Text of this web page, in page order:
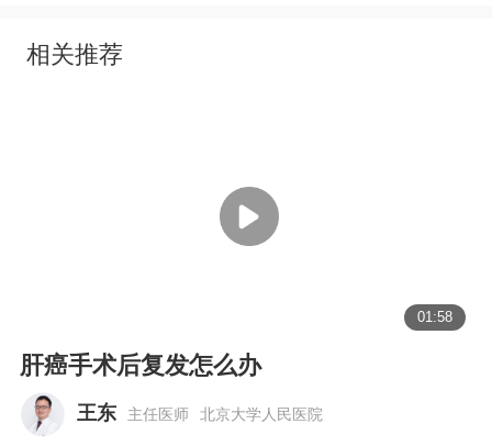
相关推荐
01:58
肝癌手术后复发怎么办
王东 主任医师 北京大学人民医院